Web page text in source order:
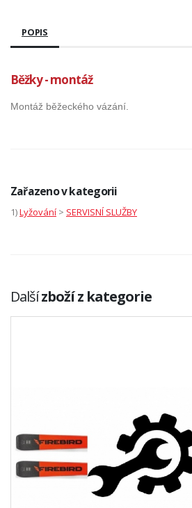
POPIS
Běžky - montáž
Montáž běžeckého vázání.
Zařazeno v kategorii
1)Lyžování > SERVISNÍ SLUŽBY
Dalšízboží z kategorie